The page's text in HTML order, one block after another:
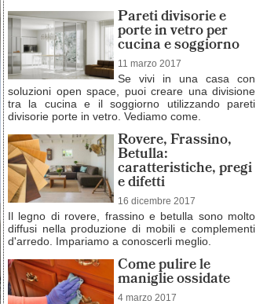
Pareti divisorie e
porte in vetro per
cucina e soggiorno
11 marzo 2017
Se vivi in una casa con
soluzioni open space, puoi creare una divisione
tra la cucina e il soggiorno utilizzando pareti
divisorie porte in vetro. Vediamo come.
Rovere, Frassino,
Betulla:
caratteristiche, pregi
e difetti
16 dicembre 2017
Il legno di rovere, frassino e betulla sono molto
diffusi nella produzione di mobili e complementi
d'arredo. Impariamo a conoscerli meglio.
Come pulire le
maniglie ossidate
4 marzo 2017